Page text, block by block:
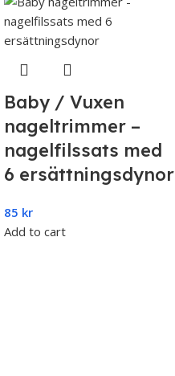
Baby / Vuxen
nageltrimmer –
nagelfilssats med
6 ersättningsdynor
85 kr
Add to cart